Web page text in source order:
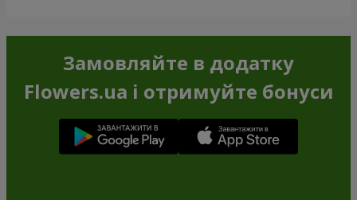
Замовляйте в додатку
Flowers.ua і отримуйте бонуси